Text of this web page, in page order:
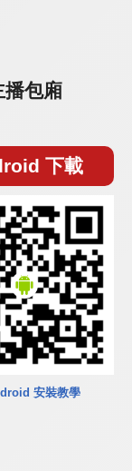
播包廂
下載
安裝教學